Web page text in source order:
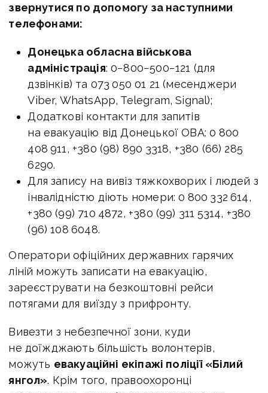
звернутися по допомогу за наступними
телефонами:
Донецька обласна військова
адміністрація: 0−800−500−121 (для
дзвінків) та 073 050 01 21 (месенджери
Viber, WhatsApp, Telegram, Signal);
Додаткові контакти для запитів
на евакуацію від Донецької ОВА: 0 800
408 911, +380 (98) 890 3318, +380 (66) 285
6290.
Для запису на вивіз тяжкохворих і людей з
інвалідністю діють номери: 0 800 332 614,
+380 (99) 710 4872, +380 (99) 311 5314, +380
(96) 108 6048.
Оператори офіційних державних гарячих
ліній можуть записати на евакуацію,
зареєструвати на безкоштовні рейси
потягами для виїзду з прифронту.
Вивезти з небезпечної зони, куди
не доїжджають більшість волонтерів,
можуть евакуаційні екіпажі поліції «Білий
янгол». Крім того, правоохоронці